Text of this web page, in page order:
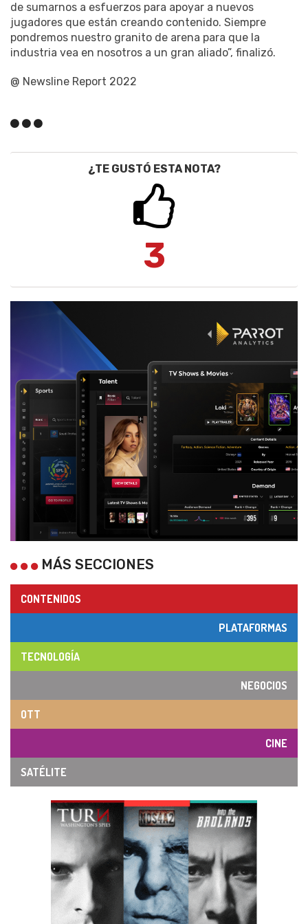
de sumarnos a esfuerzos para apoyar a nuevos
jugadores que están creando contenido. Siempre
pondremos nuestro granito de arena para que la
industria vea en nosotros a un gran aliado”, finalizó.
@ Newsline Report 2022
¿TE GUSTÓ ESTA NOTA?
3
MÁS SECCIONES
CONTENIDOS
PLATAFORMAS
TECNOLOGÍA
NEGOCIOS
OTT
CINE
SATÉLITE